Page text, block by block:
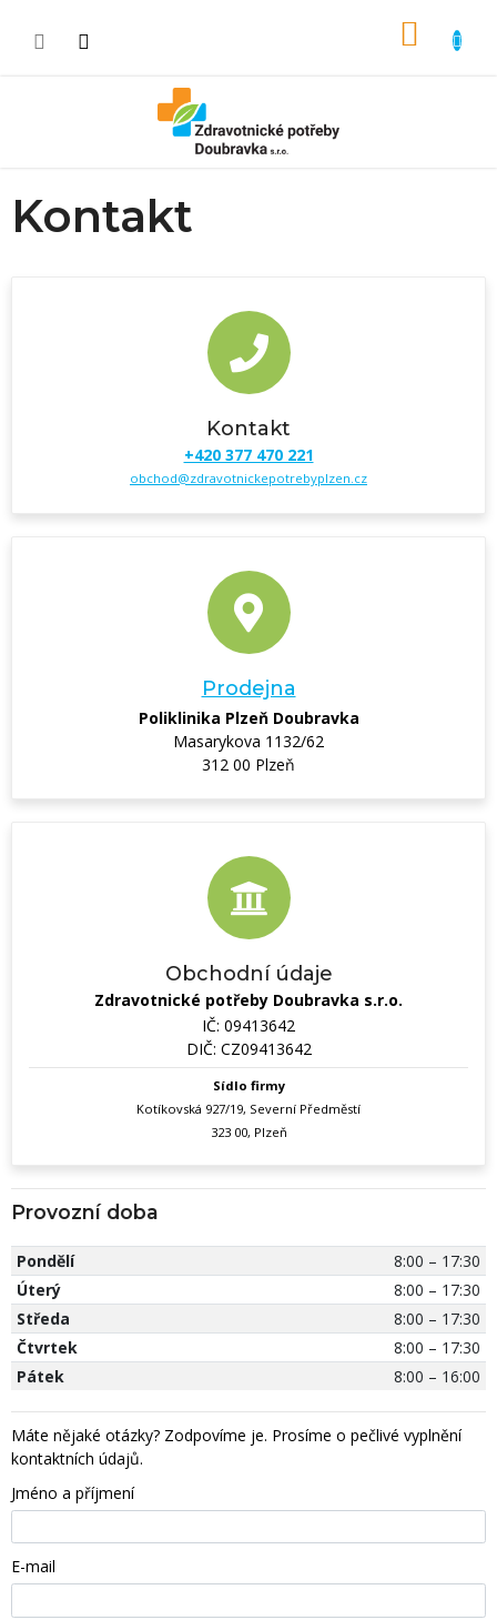
Kontakt
Kontakt
+420 377 470 221
obchod@zdravotnickepotrebyplzen.cz
Prodejna
Poliklinika Plzeň Doubravka
Masarykova 1132/62
312 00 Plzeň
Obchodní údaje
Zdravotnické potřeby Doubravka s.r.o.
IČ: 09413642
DIČ: CZ09413642
Sídlo firmy
Kotíkovská 927/19, Severní Předměstí
323 00, Plzeň
Provozní doba
Pondělí
8:00 – 17:30
Úterý
8:00 – 17:30
Středa
8:00 – 17:30
Čtvrtek
8:00 – 17:30
Pátek
8:00 – 16:00
Máte nějaké otázky? Zodpovíme je. Prosíme o pečlivé vyplnění
kontaktních údajů.
Jméno a příjmení
E-mail